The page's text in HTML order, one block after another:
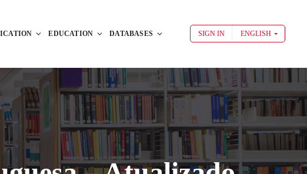
EDUCATION DATABASES SIGN IN ENGLISH